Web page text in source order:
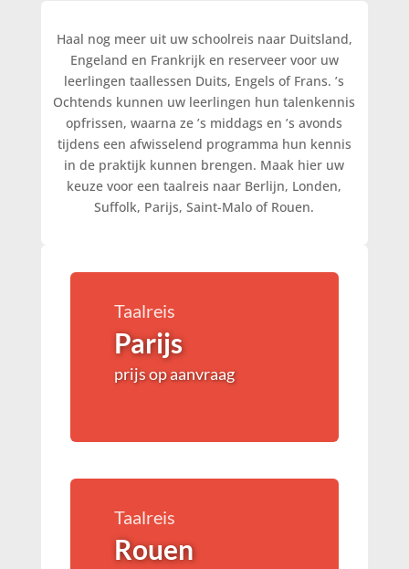
Haal nog meer uit uw schoolreis naar Duitsland,
Engeland en Frankrijk en reserveer voor uw
leerlingen taallessen Duits, Engels of Frans. ’s
Ochtends kunnen uw leerlingen hun talenkennis
opfrissen, waarna ze ’s middags en ’s avonds
tijdens een afwisselend programma hun kennis
in de praktijk kunnen brengen. Maak hier uw
keuze voor een taalreis naar Berlijn, Londen,
Suffolk, Parijs, Saint-Malo of Rouen.
Taalreis
Parijs
prijs op aanvraag
Taalreis
Rouen